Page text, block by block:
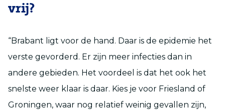
vrij?
“Brabant ligt voor de hand. Daar is de epidemie het
verste gevorderd. Er zijn meer infecties dan in
andere gebieden. Het voordeel is dat het ook het
snelste weer klaar is daar. Kies je voor Friesland of
Groningen, waar nog relatief weinig gevallen zijn,